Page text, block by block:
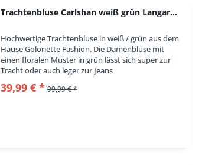
Trachtenbluse Carlshan weiß grün Langarm Gloriette
Hochwertige Trachtenbluse in weiß / grün aus dem
Hause Goloriette Fashion. Die Damenbluse mit
einen floralen Muster in grün lässt sich super zur
Tracht oder auch leger zur Jeans
kombinieren. Hübsche Trachtenknöpfe setzen
Akzente. Durch...
39,99 € * 99,99 € *